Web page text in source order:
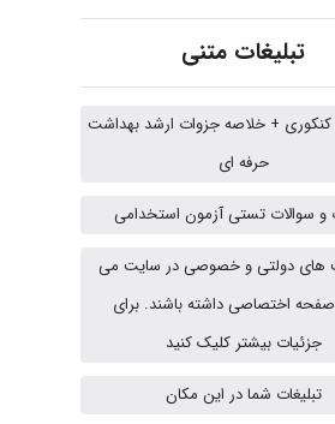
roya_boostani
amir
Fateme896
Alirez0990
تبلیغات متنی
کنکوری + خلاصه جزوات ارشد بهداشت
حرفه ای
و سوالات تستی آزمون استخدامی
های دولتی و خصوصی در سایت می
اختصاصی داشته باشند. برای
جزئیات بیشتر کلیک کنید
تبلیغات شما در این مکان